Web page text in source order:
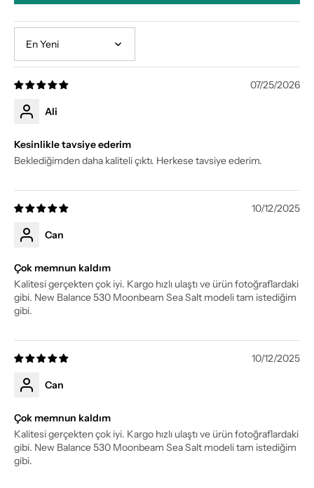
Sort by
07/25/2026
Ali
Kesinlikle tavsiye ederim
Beklediğimden daha kaliteli çıktı. Herkese tavsiye ederim.
10/12/2025
Can
Çok memnun kaldım
Kalitesi gerçekten çok iyi. Kargo hızlı ulaştı ve ürün fotoğraflardaki
gibi. New Balance 530 Moonbeam Sea Salt modeli tam istediğim
gibi.
10/12/2025
Can
Çok memnun kaldım
Kalitesi gerçekten çok iyi. Kargo hızlı ulaştı ve ürün fotoğraflardaki
gibi. New Balance 530 Moonbeam Sea Salt modeli tam istediğim
gibi.